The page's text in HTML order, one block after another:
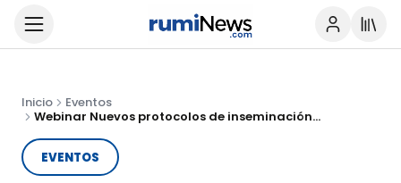
Inicio
Eventos
Webinar Nuevos protocolos de inseminación en ganado vacuno extensivo ¿te lo vas a perder?
EVENTOS